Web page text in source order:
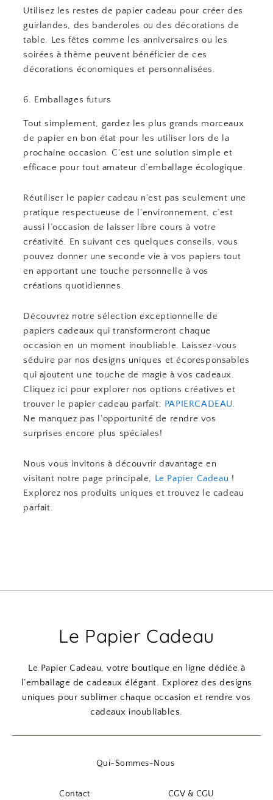
Utilisez les restes de papier cadeau pour créer des
guirlandes, des banderoles ou des décorations de
table. Les fêtes comme les anniversaires ou les
soirées à thème peuvent bénéficier de ces
décorations économiques et personnalisées.
6. Emballages futurs
Tout simplement, gardez les plus grands morceaux
de papier en bon état pour les utiliser lors de la
prochaine occasion. C’est une solution simple et
efficace pour tout amateur d’emballage écologique.
Réutiliser le papier cadeau n’est pas seulement une
pratique respectueuse de l’environnement, c’est
aussi l’occasion de laisser libre cours à votre
créativité. En suivant ces quelques conseils, vous
pouvez donner une seconde vie à vos papiers tout
en apportant une touche personnelle à vos
créations quotidiennes.
Découvrez notre sélection exceptionnelle de
papiers cadeaux qui transformeront chaque
occasion en un moment inoubliable. Laissez-vous
séduire par nos designs uniques et écoresponsables
qui ajoutent une touche de magie à vos cadeaux.
Cliquez ici pour explorer nos options créatives et
trouver le papier cadeau parfait: PAPIERCADEAU.
Ne manquez pas l’opportunité de rendre vos
surprises encore plus spéciales!
Nous vous invitons à découvrir davantage en
visitant notre page principale, Le Papier Cadeau !
Explorez nos produits uniques et trouvez le cadeau
parfait.
Le Papier Cadeau
Le Papier Cadeau, votre boutique en ligne dédiée à
l’emballage de cadeaux élégant. Explorez des designs
uniques pour sublimer chaque occasion et rendre vos
cadeaux inoubliables.
Qui-Sommes-Nous
Contact CGV & CGU